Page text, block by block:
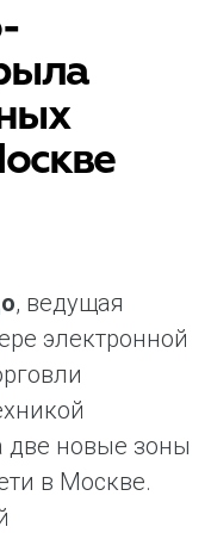
, ведущая
электронной
две новые зоны
в Москве.